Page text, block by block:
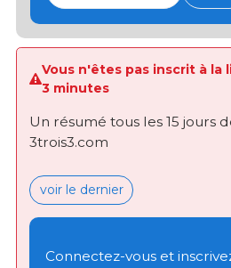
Vous n'êtes pas inscrit à la
3 minutes
Un résumé tous les 15 jours
3trois3.com
voir le dernier
Connectez-vous et